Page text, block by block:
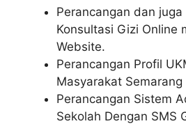
Perancangan dan juga
Konsultasi Gizi Online
Website.
Perancangan Profil
Masyarakat
Perancangan Sistem
Sekolah Dengan SMS